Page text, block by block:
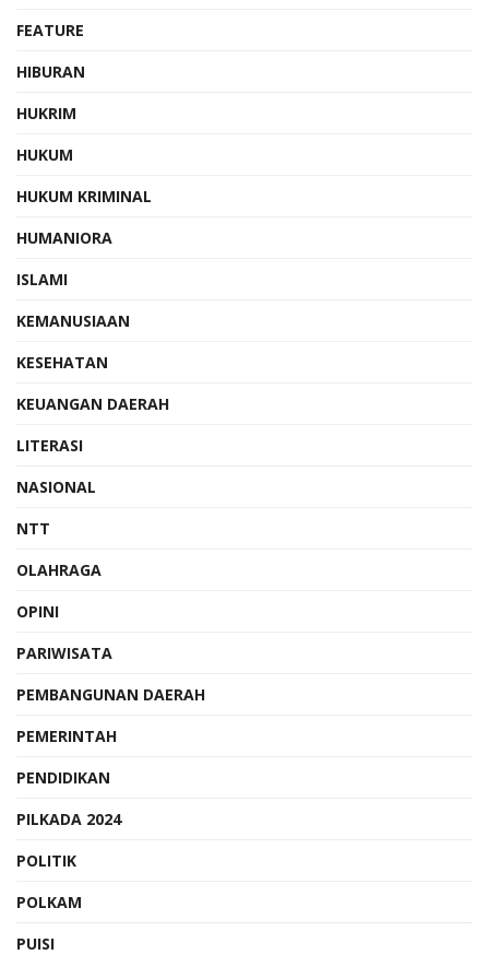
FEATURE
HIBURAN
HUKRIM
HUKUM
HUKUM KRIMINAL
HUMANIORA
ISLAMI
KEMANUSIAAN
KESEHATAN
KEUANGAN DAERAH
LITERASI
NASIONAL
NTT
OLAHRAGA
OPINI
PARIWISATA
PEMBANGUNAN DAERAH
PEMERINTAH
PENDIDIKAN
PILKADA 2024
POLITIK
POLKAM
PUISI